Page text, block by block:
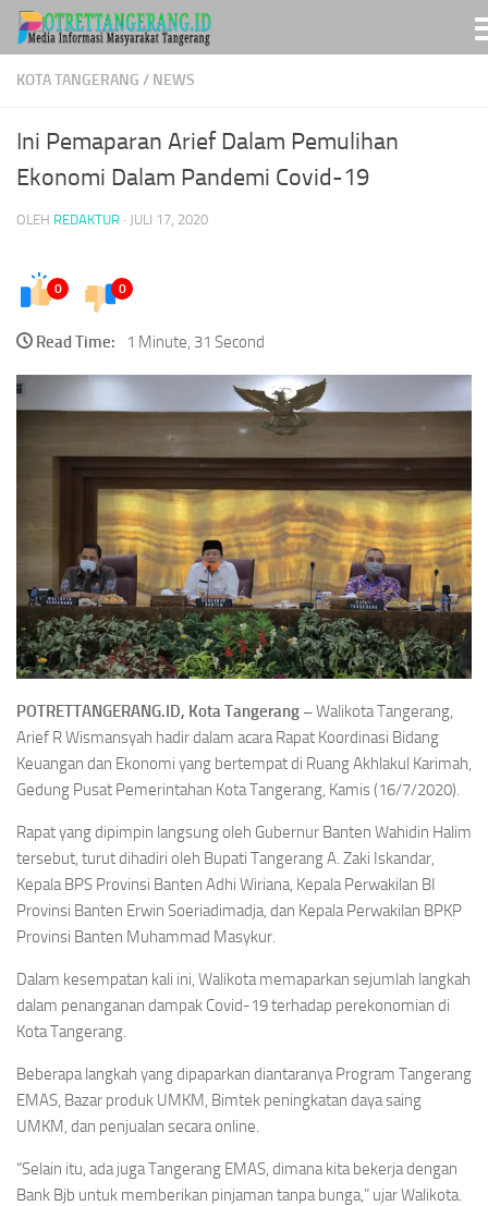
Skip to content
KOTA TANGERANG / NEWS
Ini Pemaparan Arief Dalam Pemulihan
Ekonomi Dalam Pandemi Covid-19
OLEH REDAKTUR · JULI 17, 2020
0 0
Read Time: 1 Minute, 31 Second
POTRETTANGERANG.ID, Kota Tangerang –Walikota Tangerang,
Arief R Wismansyah hadir dalam acara Rapat Koordinasi Bidang
Keuangan dan Ekonomi yang bertempat di Ruang Akhlakul Karimah,
Gedung Pusat Pemerintahan Kota Tangerang, Kamis (16/7/2020).
Rapat yang dipimpin langsung oleh Gubernur Banten Wahidin Halim
tersebut, turut dihadiri oleh Bupati Tangerang A. Zaki Iskandar,
Kepala BPS Provinsi Banten Adhi Wiriana, Kepala Perwakilan BI
Provinsi Banten Erwin Soeriadimadja, dan Kepala Perwakilan BPKP
Provinsi Banten Muhammad Masykur.
Dalam kesempatan kali ini, Walikota memaparkan sejumlah langkah
dalam penanganan dampak Covid-19 terhadap perekonomian di
Kota Tangerang.
Beberapa langkah yang dipaparkan diantaranya Program Tangerang
EMAS, Bazar produk UMKM, Bimtek peningkatan daya saing
UMKM, dan penjualan secara online.
“Selain itu, ada juga Tangerang EMAS, dimana kita bekerja dengan
Bank Bjb untuk memberikan pinjaman tanpa bunga,” ujar Walikota.